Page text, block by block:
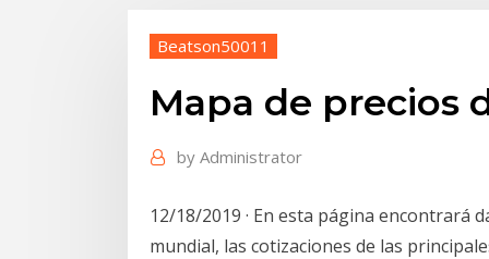
Beatson50011
Mapa de precios
by Administrator
12/18/2019 · En esta página encontrará
mundial, las cotizaciones de las